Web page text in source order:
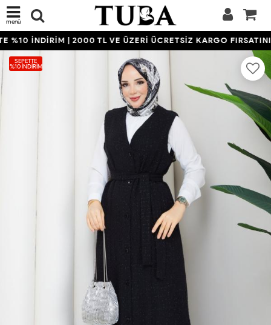
menü
%10 İNDİRİM | 2000 TL VE ÜZERİ ÜCRETSİZ KARGO FIRSATINI
SEPETTE
%10 İNDIRIM